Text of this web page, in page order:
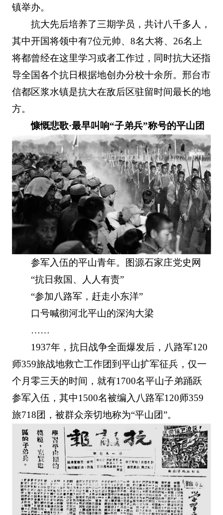
镇举办。
抗大先后培养了三期学员，共计八千多人，
其中开国将领中有7位元帅、8名大将、26名上
将都曾经在这里学习或者工作过，同时抗大还指
导全国各个抗日根据地创办分校十余所。邢台市
信都区浆水镇是抗大在敌后区驻留时间最长的地
方。
慷慨悲歌·最早叫响“子弟兵”称号的平山团
参军入伍的平山青年。图源石家庄党史网
“抗日救国、人人有责”
“参加八路军，赶走小东洋”
口号喊彻河北平山的深沟大梁
……
1937年，抗日战争全面爆发后，八路军120
师359旅战地救亡工作团到平山扩军征兵，仅一
个月零三天的时间，就有1700名平山子弟踊跃
参军入伍，其中1500名被编入八路军120师359
旅718团，被群众亲切地称为“平山团”。